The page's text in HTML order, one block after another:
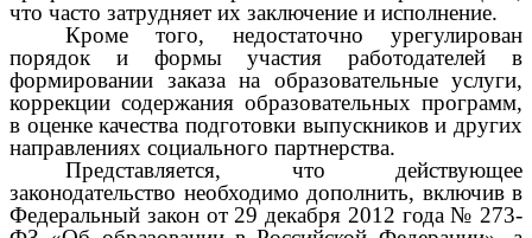
что часто затрудняет их заключение и исполнение.
Кроме того, недостаточно урегулирован
порядок и формы участия работодателей в
формировании заказа на образовательные услуги,
коррекции содержания образовательных программ,
в оценке качества подготовки выпускников и других
направлениях социального партнерства.
Представляется, что действующее
законодательство необходимо дополнить, включив в
Федеральный закон от 29 декабря 2012 года № 273-